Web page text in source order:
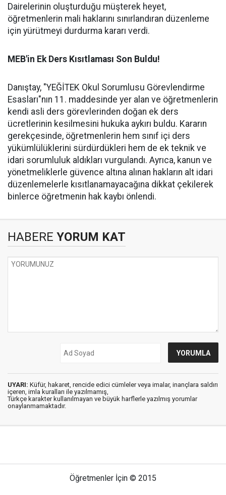
Dairelerinin oluşturduğu müşterek heyet,
öğretmenlerin mali haklarını sınırlandıran düzenleme
için yürütmeyi durdurma kararı verdi.
MEB'in Ek Ders Kısıtlaması Son Buldu!
Danıştay, "YEĞİTEK Okul Sorumlusu Görevlendirme
Esasları"nın 11. maddesinde yer alan ve öğretmenlerin
kendi asli ders görevlerinden doğan ek ders
ücretlerinin kesilmesini hukuka aykırı buldu. Kararın
gerekçesinde, öğretmenlerin hem sınıf içi ders
yükümlülüklerini sürdürdükleri hem de ek teknik ve
idari sorumluluk aldıkları vurgulandı. Ayrıca, kanun ve
yönetmeliklerle güvence altına alınan hakların alt idari
düzenlemelerle kısıtlanamayacağına dikkat çekilerek
binlerce öğretmenin hak kaybı önlendi.
HABERE YORUM KAT
UYARI: Küfür, hakaret, rencide edici cümleler veya imalar, inançlara saldırı
içeren, imla kuralları ile yazılmamış,
Türkçe karakter kullanılmayan ve büyük harflerle yazılmış yorumlar
onaylanmamaktadır.
Öğretmenler İçin © 2015